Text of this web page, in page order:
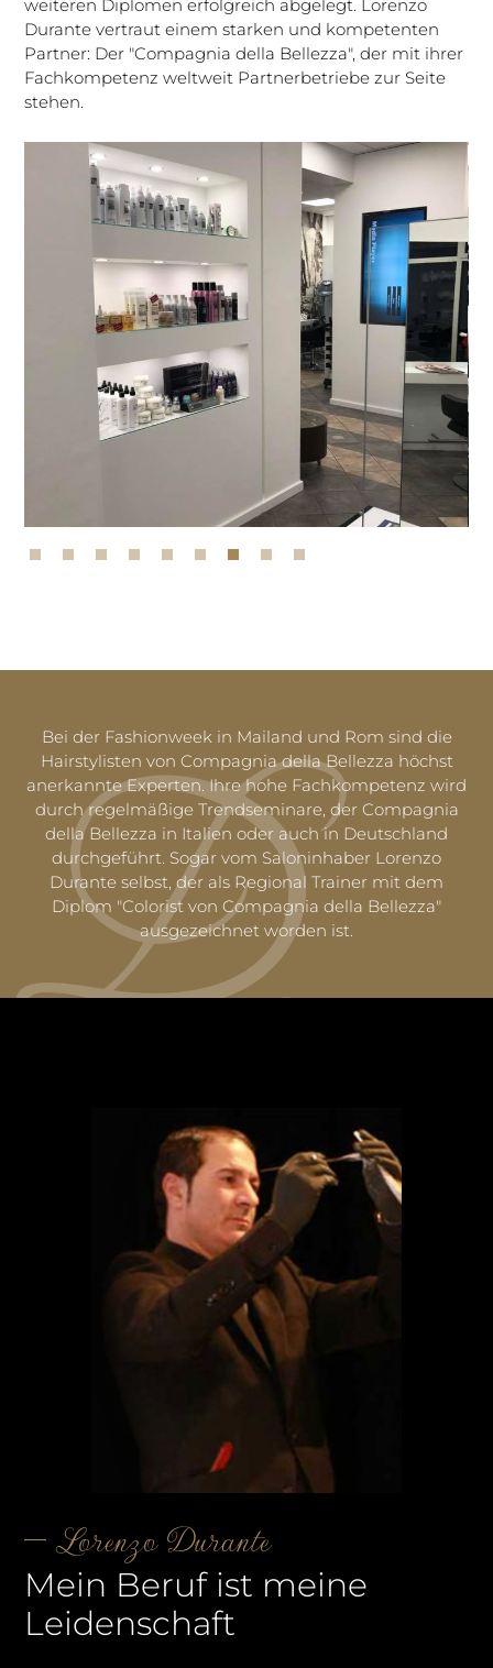
weiteren Diplomen erfolgreich abgelegt. Lorenzo
Durante vertraut einem starken und kompetenten
Partner: Der "Compagnia della Bellezza", der mit ihrer
Fachkompetenz weltweit Partnerbetriebe zur Seite
stehen.
Bei der Fashionweek in Mailand und Rom sind die
Hairstylisten von Compagnia della Bellezza höchst
anerkannte Experten. Ihre hohe Fachkompetenz wird
durch regelmäßige Trendseminare, der Compagnia
della Bellezza in Italien oder auch in Deutschland
durchgeführt. Sogar vom Saloninhaber Lorenzo
Durante selbst, der als Regional Trainer mit dem
Diplom "Colorist von Compagnia della Bellezza"
ausgezeichnet worden ist.
Lorenzo Durante
Mein Beruf ist meine
Leidenschaft